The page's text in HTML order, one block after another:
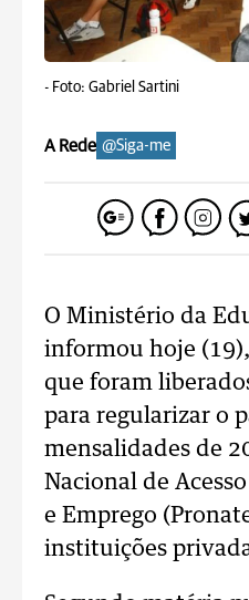
- Foto: Gabriel Sartini
A Rede @Siga-me
O Ministério da
informou hoje
que foram
para regularizar o
mensalidades de
Nacional de
e Emprego
instituições